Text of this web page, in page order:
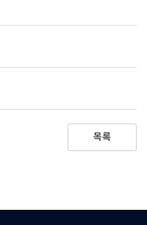
목록